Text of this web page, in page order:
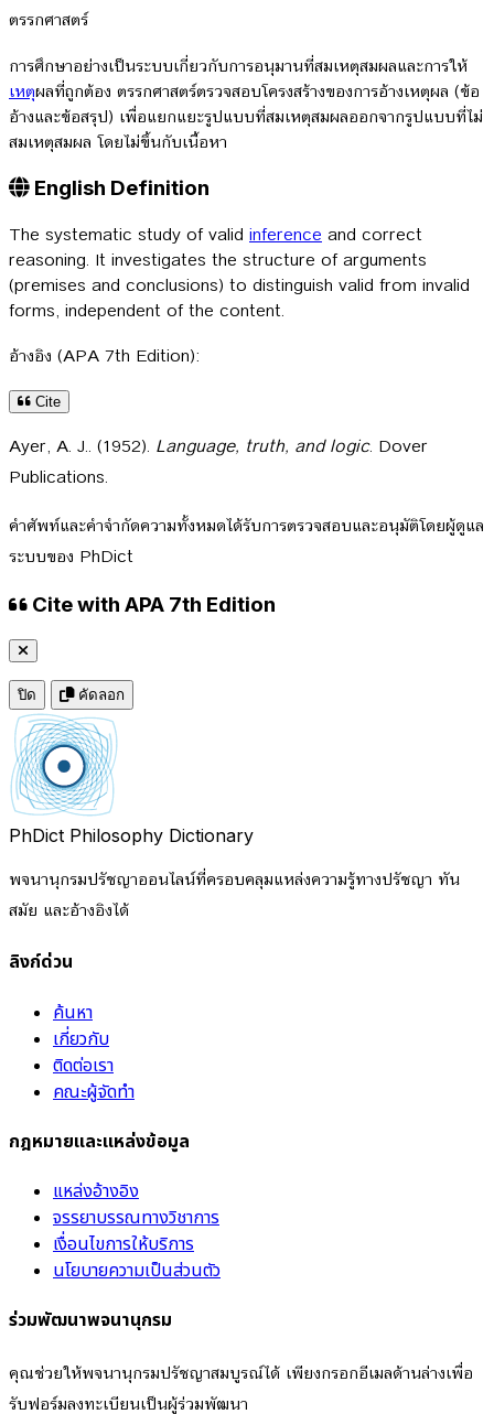
ตรรกศาสตร์
การศึกษาอย่างเป็นระบบเกี่ยวกับการอนุมานที่สมเหตุสมผลและการให้
เหตุผลที่ถูกต้อง ตรรกศาสตร์ตรวจสอบโครงสร้างของการอ้างเหตุผล (ข้อ
อ้างและข้อสรุป) เพื่อแยกแยะรูปแบบที่สมเหตุสมผลออกจากรูปแบบที่ไม่
สมเหตุสมผล โดยไม่ขึ้นกับเนื้อหา
English Definition
The systematic study of valid inference and correct
reasoning. It investigates the structure of arguments
(premises and conclusions) to distinguish valid from invalid
forms, independent of the content.
อ้างอิง (APA 7th Edition):
Cite
Ayer, A. J.. (1952). Language, truth, and logic. Dover
Publications.
คำศัพท์และคำจำกัดความทั้งหมดได้รับการตรวจสอบและอนุมัติโดยผู้ดูแล
ระบบของ PhDict
Cite with APA 7th Edition
ปิด คัดลอก
PhDict Philosophy Dictionary
พจนานุกรมปรัชญาออนไลน์ที่ครอบคลุมแหล่งความรู้ทางปรัชญา ทัน
สมัย และอ้างอิงได้
ลิงก์ด่วน
ค้นหา
เกี่ยวกับ
ติดต่อเรา
คณะผู้จัดทำ
กฎหมายและแหล่งข้อมูล
แหล่งอ้างอิง
จรรยาบรรณทางวิชาการ
เงื่อนไขการให้บริการ
นโยบายความเป็นส่วนตัว
ร่วมพัฒนาพจนานุกรม
คุณช่วยให้พจนานุกรมปรัชญาสมบูรณ์ได้ เพียงกรอกอีเมลด้านล่างเพื่อ
รับฟอร์มลงทะเบียนเป็นผู้ร่วมพัฒนา